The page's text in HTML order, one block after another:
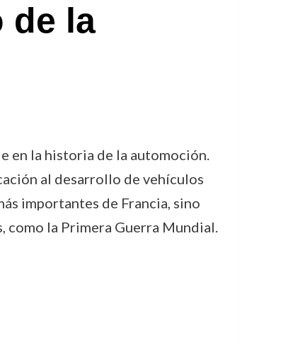
de la
en la historia de la automoción.
al desarrollo de vehículos
importantes de Francia, sino
la Primera Guerra Mundial.